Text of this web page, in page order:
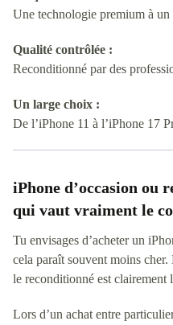
Une technologie premium à
Qualité contrôlée :
Reconditionné par des
Un large choix :
De l’iPhone 11 à l’iPhone 17
iPhone d’occasion ou
qui vaut vraiment le
Tu envisages d’acheter un
cela paraît souvent moins
le reconditionné est clairement
Lors d’un achat entre